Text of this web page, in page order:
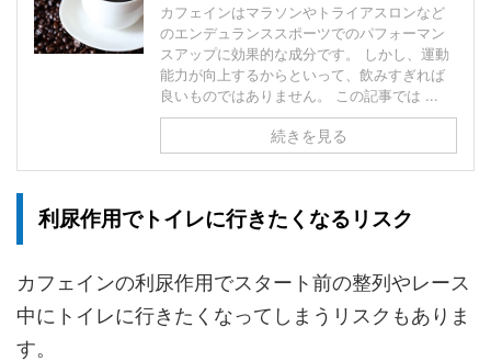
カフェインはマラソンやトライアスロンなど
のエンデュランススポーツでのパフォーマン
スアップに効果的な成分です。 しかし、運動
能力が向上するからといって、飲みすぎれば
良いものではありません。 この記事では ...
続きを見る
利尿作用でトイレに行きたくなるリスク
カフェインの利尿作用でスタート前の整列やレース
中にトイレに行きたくなってしまうリスクもありま
す。